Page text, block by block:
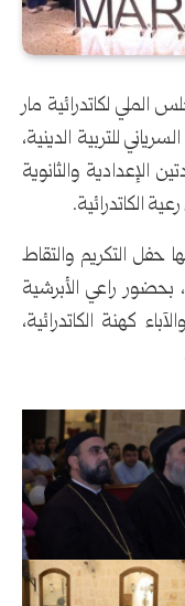
الملي لكاتدرائية مار
للتربية الدينية،
الإعدادية والثانوية
الكاتدرائية.
حفل التكريم والتقاط
بحضور راعي الأبرشية
كهنة الكاتدرائية،